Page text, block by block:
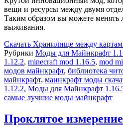
вещи и ресурсы между двумя
Таким образом вы можете менять
выживания.
Скачать Хранилище между
Рубрики Моды для Майнкрафт
1.12.2, minecraft mod 1.16.5, mod
модов майнкрафт, библиотека
майнкрафт, маинкрафт моды
1.12.2, Моды для Майнкрафт
самые лучшие моды майнкрафт
Проклятое